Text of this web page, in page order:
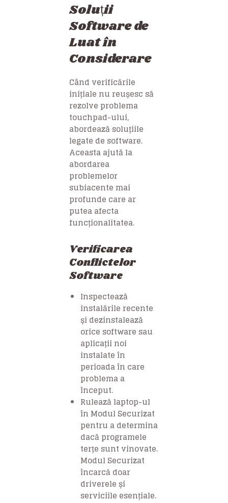
Soluții
Software de
Luat în
Considerare
Când verificările
inițiale nu reușesc să
rezolve problema
touchpad-ului,
abordează soluțiile
legate de software.
Aceasta ajută la
abordarea
problemelor
subiacente mai
profunde care ar
putea afecta
funcționalitatea.
Verificarea
Conflictelor
Software
Inspectează
instalările recente
și dezinstalează
orice software sau
aplicații noi
instalate în
perioada în care
problema a
început.
Rulează laptop-ul
în Modul Securizat
pentru a determina
dacă programele
terțe sunt vinovate.
Modul Securizat
încarcă doar
driverele și
serviciile esențiale.